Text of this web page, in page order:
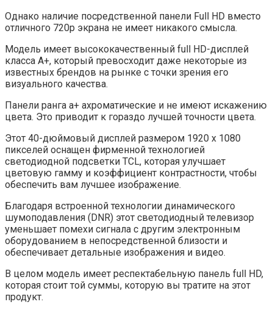
Однако наличие посредственной панели Full HD вместо
отличного 720p экрана не имеет никакого смысла.
Модель имеет высококачественный full HD-дисплей
класса A+, который превосходит даже некоторые из
известных брендов на рынке с точки зрения его
визуального качества.
Панели ранга a+ ахроматические и не имеют искажению
цвета. Это приводит к гораздо лучшей точности цвета.
Этот 40-дюймовый дисплей размером 1920 x 1080
пикселей оснащен фирменной технологией
светодиодной подсветки TCL, которая улучшает
цветовую гамму и коэффициент контрастности, чтобы
обеспечить вам лучшее изображение.
Благодаря встроенной технологии динамического
шумоподавления (DNR) этот светодиодный телевизор
уменьшает помехи сигнала с другим электронным
оборудованием в непосредственной близости и
обеспечивает детальные изображения и видео.
В целом модель имеет респектабельную панель full HD,
которая стоит той суммы, которую вы тратите на этот
продукт.